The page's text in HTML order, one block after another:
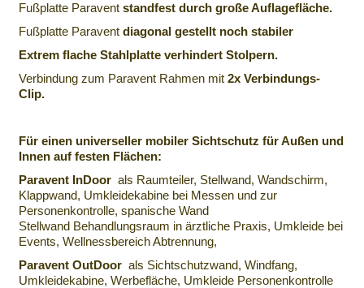
Fußplatte Paravent standfest durch große Auflagefläche.
Fußplatte Paravent diagonal gestellt noch stabiler
Extrem flache Stahlplatte verhindert Stolpern.
Verbindung zum Paravent Rahmen mit 2x Verbindungs-
Clip.
Für einen universeller mobiler Sichtschutz für Außen und
Innen auf festen Flächen:
Paravent InDoor als Raumteiler, Stellwand, Wandschirm,
Klappwand, Umkleidekabine bei Messen und zur
Personenkontrolle, spanische Wand
Stellwand Behandlungsraum in ärztliche Praxis, Umkleide bei
Events, Wellnessbereich Abtrennung,
Paravent OutDoor als Sichtschutzwand, Windfang,
Umkleidekabine, Werbefläche, Umkleide Personenkontrolle